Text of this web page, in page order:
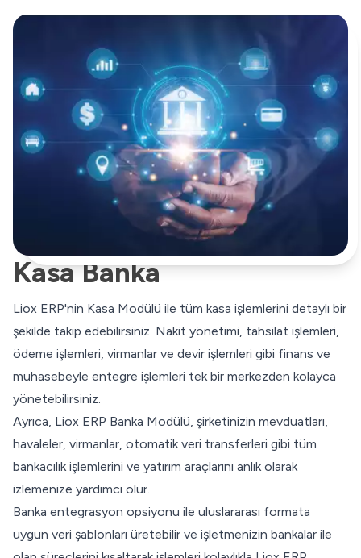
Kasa Banka
Liox ERP'nin Kasa Modülü ile tüm kasa işlemlerini detaylı bir
şekilde takip edebilirsiniz. Nakit yönetimi, tahsilat işlemleri,
ödeme işlemleri, virmanlar ve devir işlemleri gibi finans ve
muhasebeyle entegre işlemleri tek bir merkezden kolayca
yönetebilirsiniz.
Ayrıca, Liox ERP Banka Modülü, şirketinizin mevduatları,
havaleler, virmanlar, otomatik veri transferleri gibi tüm
bankacılık işlemlerini ve yatırım araçlarını anlık olarak
izlemenize yardımcı olur.
Banka entegrasyon opsiyonu ile uluslararası formata
uygun veri şablonları üretebilir ve işletmenizin bankalar ile